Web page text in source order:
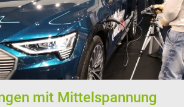
mit Mittelspannung